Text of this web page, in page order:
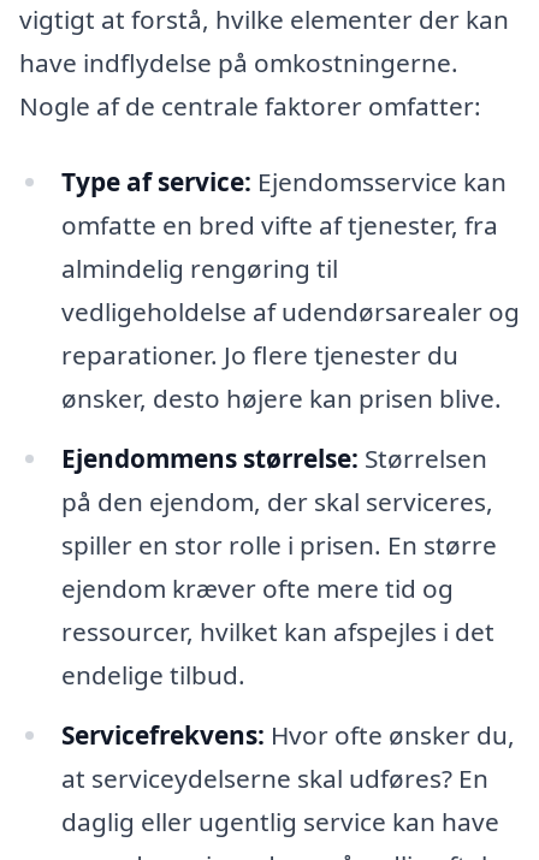
vigtigt at forstå, hvilke elementer der kan
have indflydelse på omkostningerne.
Nogle af de centrale faktorer omfatter:
Type af service: Ejendomsservice kan
omfatte en bred vifte af tjenester, fra
almindelig rengøring til
vedligeholdelse af udendørsarealer og
reparationer. Jo flere tjenester du
ønsker, desto højere kan prisen blive.
Ejendommens størrelse: Størrelsen
på den ejendom, der skal serviceres,
spiller en stor rolle i prisen. En større
ejendom kræver ofte mere tid og
ressourcer, hvilket kan afspejles i det
endelige tilbud.
Servicefrekvens: Hvor ofte ønsker du,
at serviceydelserne skal udføres? En
daglig eller ugentlig service kan have